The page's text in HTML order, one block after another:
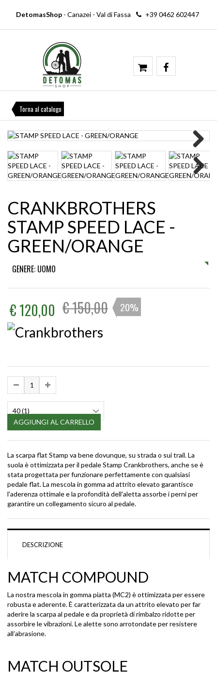
DetomasShop- Canazei - Val di Fassa +39 0462 602447
Torna al catalogo
Next
CRANKBROTHERS
STAMP SPEED LACE -
GREEN/ORANGE
GENERE: UOMO
€ 120,00 € 150,00 20%
40 (1)
AGGIUNGI AL CARRELLO
La scarpa flat Stamp va bene dovunque, su strada o sui trail. La
suola è ottimizzata per il pedale Stamp Crankbrothers, anche se è
stata progettata per funzionare perfettamente con qualsiasi
pedale flat. La mescola in gomma ad attrito elevato garantisce
l'aderenza ottimale e la profondità dell'aletta assorbe i perni per
garantire un collegamento sicuro al pedale.
DESCRIZIONE
MATCH COMPOUND
La nostra mescola in gomma piatta (MC2) è ottimizzata per essere
robusta e aderente. È caratterizzata da un attrito elevato per far
aderire la scarpa al pedale e da proprietà di rimbalzo ridotte per
assorbire le vibrazioni. Le alette sono arrotondate per resistere
all’abrasione.
MATCH OUTSOLE
SHELTER 3D STRETCH JACKET -